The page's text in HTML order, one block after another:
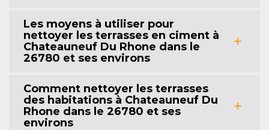
Les moyens à utiliser pour
nettoyer les terrasses en ciment à
Chateauneuf Du Rhone dans le
26780 et ses environs
Comment nettoyer les terrasses
des habitations à Chateauneuf Du
Rhone dans le 26780 et ses
environs